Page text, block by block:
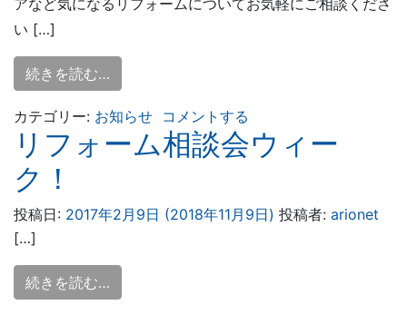
アなど気になるリフォームについてお気軽にご相談くださ
い […]
続きを読む…
カテゴリー: お知らせ コメントする
リフォーム相談会ウィー
ク！
投稿日: 2017年2月9日 (2018年11月9日) 投稿者: arionet
[…]
続きを読む…